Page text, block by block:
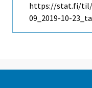
https://stat.fi/til/
09_2019-10-